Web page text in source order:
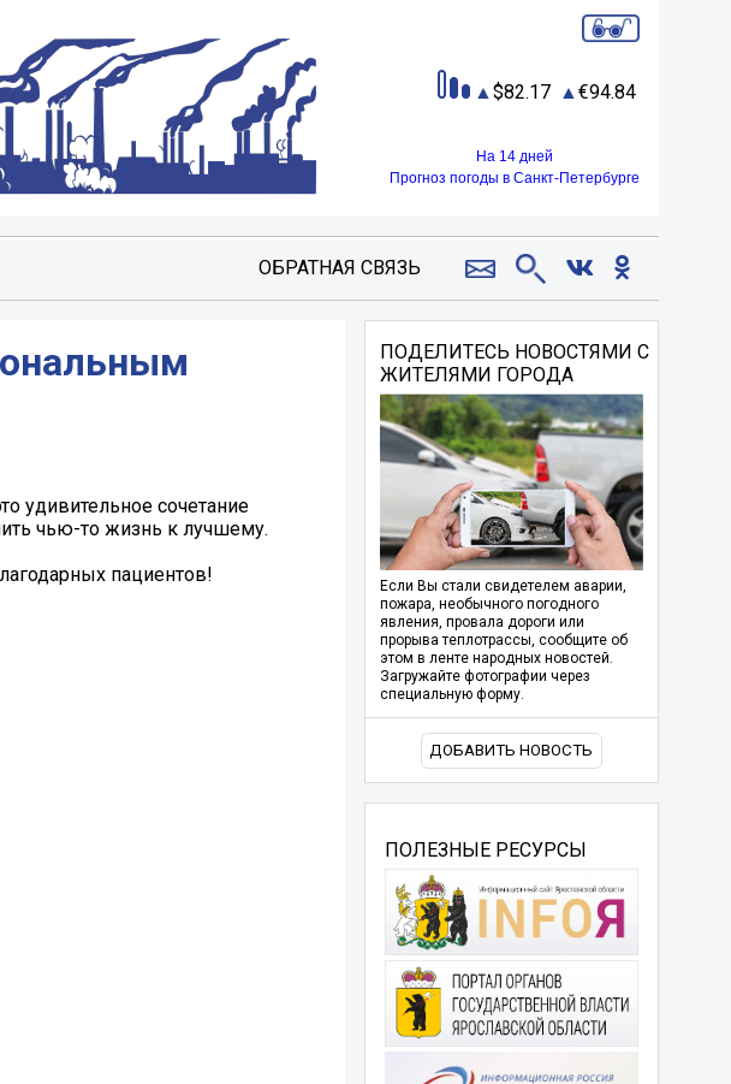
82.17 94.84
На 14 дней
Прогноз погоды в Санкт-Петербурге
ОБРАТНАЯ СВЯЗЬ
удивительное сочетание
чью-то жизнь к лучшему.
пациентов!
ПОДЕЛИТЕСЬ НОВОСТЯМИ С
ЖИТЕЛЯМИ ГОРОДА
Если Вы стали свидетелем аварии,
пожара, необычного погодного
явления, провала дороги или
прорыва теплотрассы, сообщите об
этом в ленте народных новостей.
Загружайте фотографии через
специальную форму.
ДОБАВИТЬ НОВОСТЬ
ПОЛЕЗНЫЕ РЕСУРСЫ